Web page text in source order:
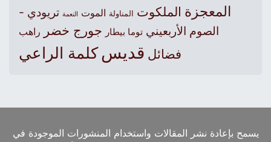
المعجزة الملكوت المناولة الموت النعمة تريودي -
الصوم الأربعيني توما بيطار جورج خضر راهب
فضائل قديس كلمة الراعي
يسمح بإعادة نشر المقالات واستخدام المنشورات الموجودة في